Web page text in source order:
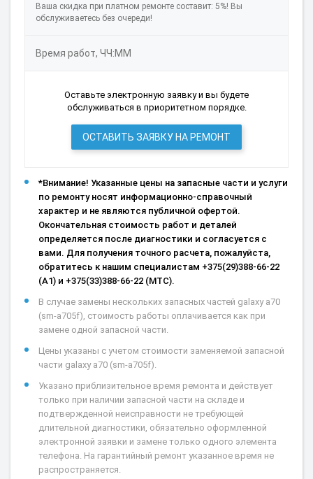
Ваша скидка при платном ремонте составит: 5%! Вы
обслуживаетесь без очереди!
Время работ, ЧЧ:ММ
Оставьте электронную заявку и вы будете
обслуживаться в приоритетном порядке.
ОСТАВИТЬ ЗАЯВКУ НА РЕМОНТ
*Внимание! Указанные цены на запасные части и услуги
по ремонту носят информационно-справочный
характер и не являются публичной офертой.
Окончательная стоимость работ и деталей
определяется после диагностики и согласуется с
вами. Для получения точного расчета, пожалуйста,
обратитесь к нашим специалистам +375(29)388-66-22
(А1) и +375(33)388-66-22 (МТС).
В случае замены нескольких запасных частей galaxy a70
(sm-a705f), стоимость работы оплачивается как при
замене одной запасной части.
Цены указаны с учетом стоимости заменяемой запасной
части galaxy a70 (sm-a705f).
Указано приблизительное время ремонта и действует
только при наличии запасной части на складе и
подтвержденной неисправности не требующей
длительной диагностики, обязательно оформленной
электронной заявки и замене только одного элемента
телефона. На гарантийный ремонт указанное время не
распространяется.